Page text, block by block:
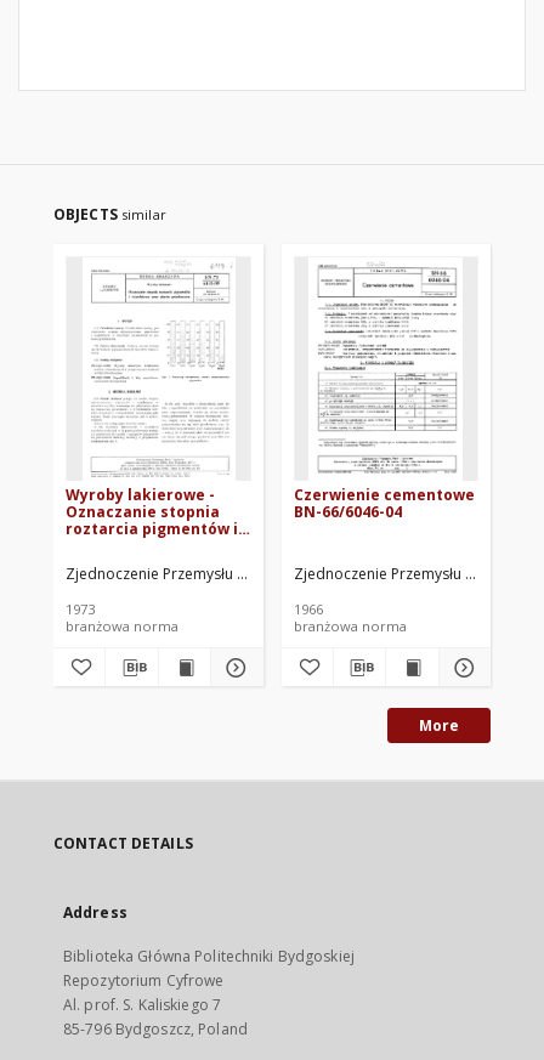
OBJECTS similar
Wyroby lakierowe -
Oznaczanie stopnia
roztarcia pigmentów i
grindometru BN-
72/6110-09
Zjednoczenie Przemysłu Farb i Lakierów. Oprac.
1973
branżowa norma
Czerwienie cementowe
BN-66/6046-04
Zjednoczenie Przemysłu Farb i
1966
branżowa norma
More
CONTACT DETAILS
Address
Biblioteka Główna Politechniki Bydgoskiej
Repozytorium Cyfrowe
Al. prof. S. Kaliskiego 7
85-796 Bydgoszcz, Poland